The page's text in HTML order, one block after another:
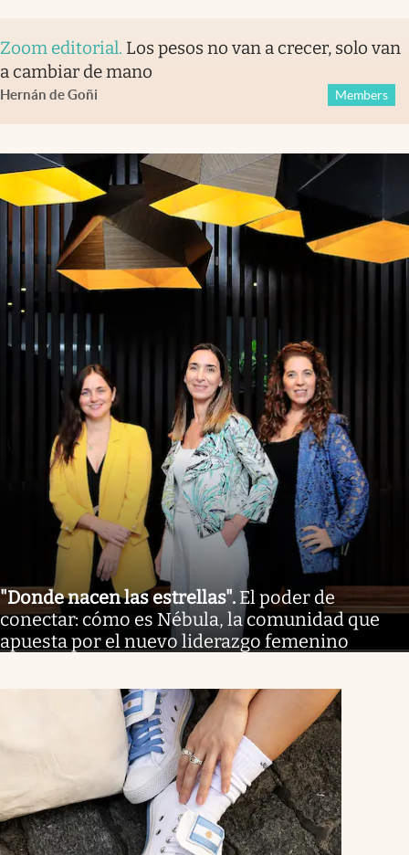
Zoom editorial. Los pesos no van a crecer, solo van
a cambiar de mano
Hernán de Goñi Members
"Donde nacen las estrellas". El poder de
conectar: cómo es Nébula, la comunidad que
apuesta por el nuevo liderazgo femenino